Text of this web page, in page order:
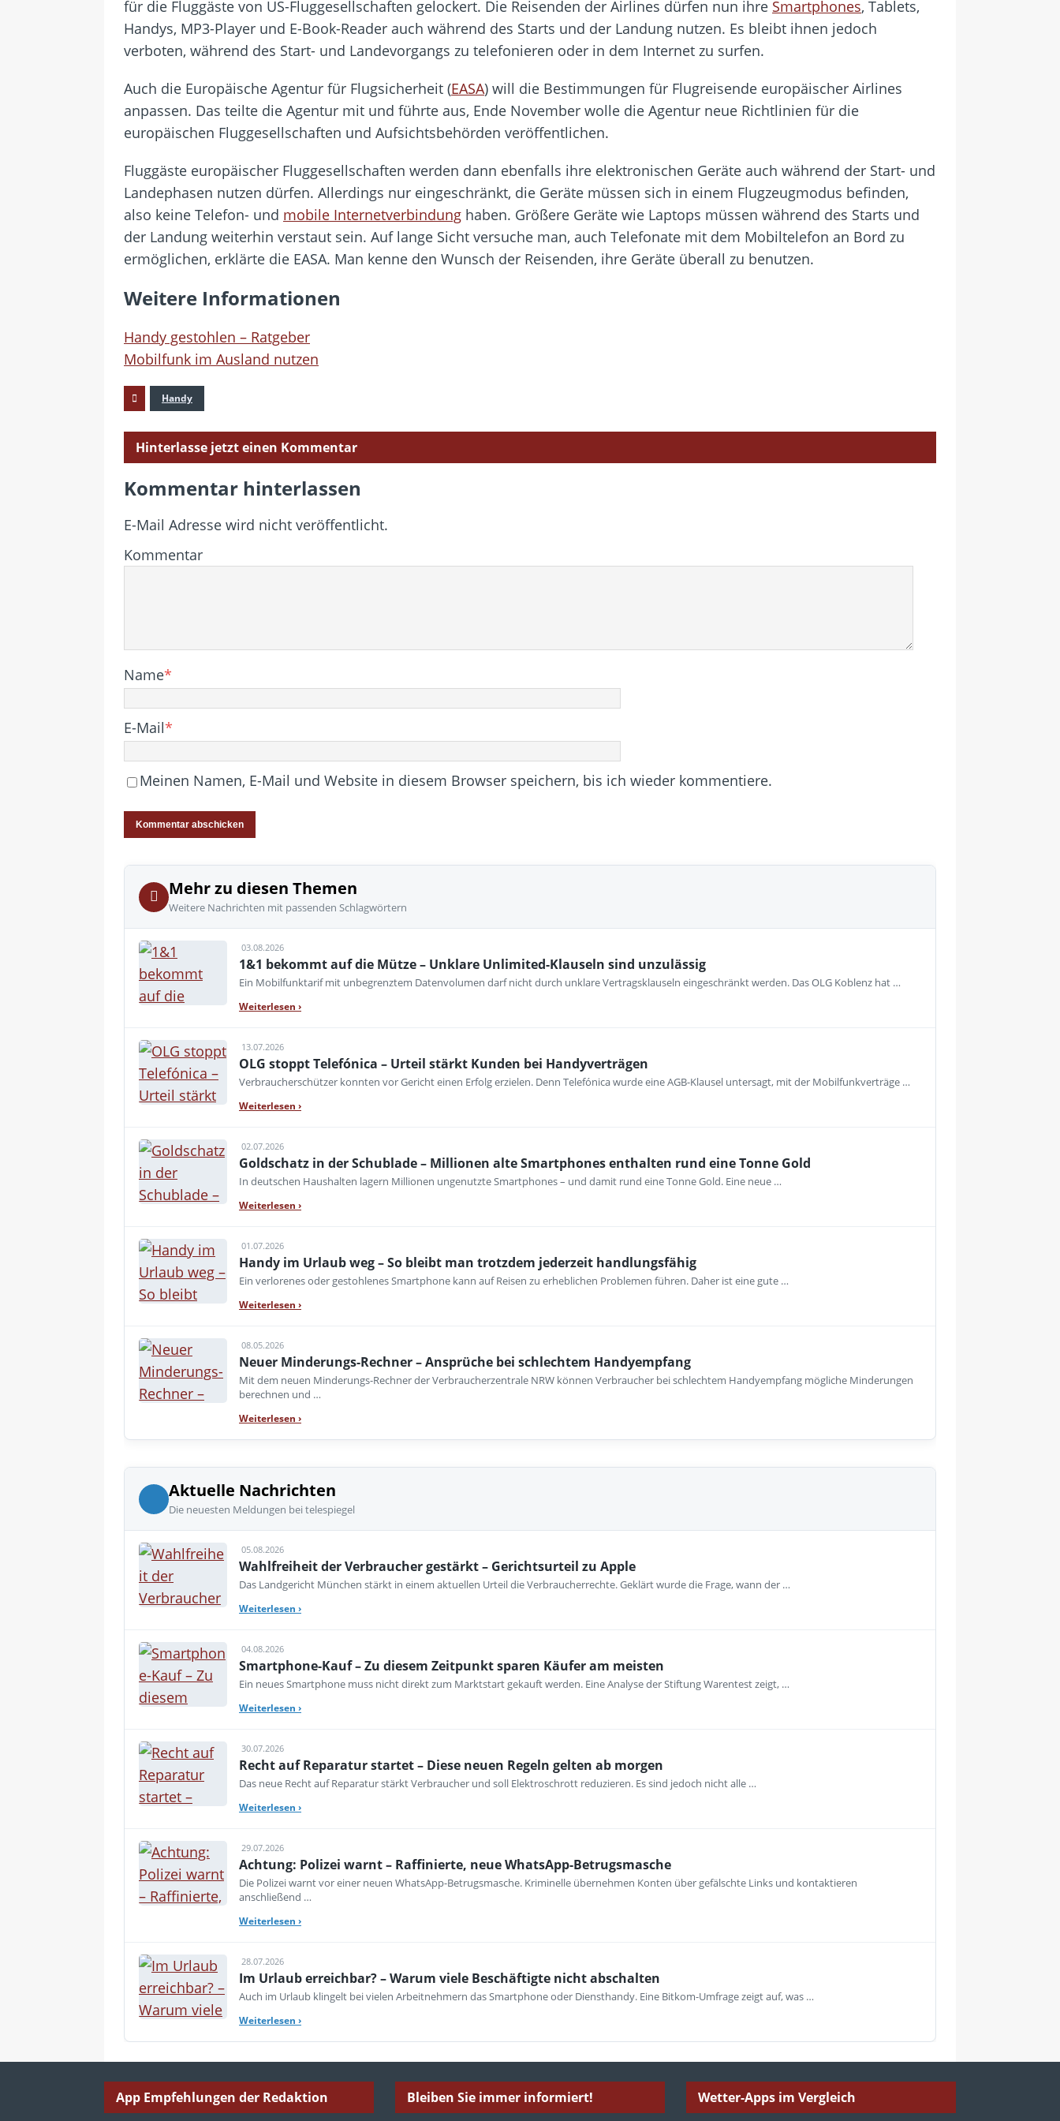
für die Fluggäste von US-Fluggesellschaften gelockert. Die Reisenden der Airlines dürfen nun ihre Smartphones, Tablets,
Handys, MP3-Player und E-Book-Reader auch während des Starts und der Landung nutzen. Es bleibt ihnen jedoch
verboten, während des Start- und Landevorgangs zu telefonieren oder in dem Internet zu surfen.
Auch die Europäische Agentur für Flugsicherheit (EASA) will die Bestimmungen für Flugreisende europäischer Airlines
anpassen. Das teilte die Agentur mit und führte aus, Ende November wolle die Agentur neue Richtlinien für die
europäischen Fluggesellschaften und Aufsichtsbehörden veröffentlichen.
Fluggäste europäischer Fluggesellschaften werden dann ebenfalls ihre elektronischen Geräte auch während der Start- und
Landephasen nutzen dürfen. Allerdings nur eingeschränkt, die Geräte müssen sich in einem Flugzeugmodus befinden,
also keine Telefon- und mobile Internetverbindung haben. Größere Geräte wie Laptops müssen während des Starts und
der Landung weiterhin verstaut sein. Auf lange Sicht versuche man, auch Telefonate mit dem Mobiltelefon an Bord zu
ermöglichen, erklärte die EASA. Man kenne den Wunsch der Reisenden, ihre Geräte überall zu benutzen.
Weitere Informationen
Handy gestohlen – Ratgeber
Mobilfunk im Ausland nutzen
Handy
Hinterlasse jetzt einen Kommentar
Kommentar hinterlassen
E-Mail Adresse wird nicht veröffentlicht.
Kommentar
Name*
E-Mail*
Meinen Namen, E-Mail und Website in diesem Browser speichern, bis ich wieder kommentiere.
Mehr zu diesen Themen
Weitere Nachrichten mit passenden Schlagwörtern
03.08.2026
1&1 bekommt auf die Mütze – Unklare Unlimited-Klauseln sind unzulässig
Ein Mobilfunktarif mit unbegrenztem Datenvolumen darf nicht durch unklare Vertragsklauseln eingeschränkt werden. Das OLG Koblenz hat …
Weiterlesen ›
13.07.2026
OLG stoppt Telefónica – Urteil stärkt Kunden bei Handyverträgen
Verbraucherschützer konnten vor Gericht einen Erfolg erzielen. Denn Telefónica wurde eine AGB-Klausel untersagt, mit der Mobilfunkverträge …
Weiterlesen ›
02.07.2026
Goldschatz in der Schublade – Millionen alte Smartphones enthalten rund eine Tonne Gold
In deutschen Haushalten lagern Millionen ungenutzte Smartphones – und damit rund eine Tonne Gold. Eine neue …
Weiterlesen ›
01.07.2026
Handy im Urlaub weg – So bleibt man trotzdem jederzeit handlungsfähig
Ein verlorenes oder gestohlenes Smartphone kann auf Reisen zu erheblichen Problemen führen. Daher ist eine gute …
Weiterlesen ›
08.05.2026
Neuer Minderungs-Rechner – Ansprüche bei schlechtem Handyempfang
Mit dem neuen Minderungs-Rechner der Verbraucherzentrale NRW können Verbraucher bei schlechtem Handyempfang mögliche Minderungen
berechnen und …
Weiterlesen ›
Aktuelle Nachrichten
Die neuesten Meldungen bei telespiegel
05.08.2026
Wahlfreiheit der Verbraucher gestärkt – Gerichtsurteil zu Apple
Das Landgericht München stärkt in einem aktuellen Urteil die Verbraucherrechte. Geklärt wurde die Frage, wann der …
Weiterlesen ›
04.08.2026
Smartphone-Kauf – Zu diesem Zeitpunkt sparen Käufer am meisten
Ein neues Smartphone muss nicht direkt zum Marktstart gekauft werden. Eine Analyse der Stiftung Warentest zeigt, …
Weiterlesen ›
30.07.2026
Recht auf Reparatur startet – Diese neuen Regeln gelten ab morgen
Das neue Recht auf Reparatur stärkt Verbraucher und soll Elektroschrott reduzieren. Es sind jedoch nicht alle …
Weiterlesen ›
29.07.2026
Achtung: Polizei warnt – Raffinierte, neue WhatsApp-Betrugsmasche
Die Polizei warnt vor einer neuen WhatsApp-Betrugsmasche. Kriminelle übernehmen Konten über gefälschte Links und kontaktieren
anschließend …
Weiterlesen ›
28.07.2026
Im Urlaub erreichbar? – Warum viele Beschäftigte nicht abschalten
Auch im Urlaub klingelt bei vielen Arbeitnehmern das Smartphone oder Diensthandy. Eine Bitkom-Umfrage zeigt auf, was …
Weiterlesen ›
App Empfehlungen der Redaktion Bleiben Sie immer informiert! Wetter-Apps im Vergleich